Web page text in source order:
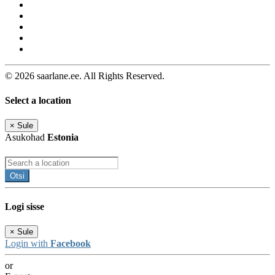
© 2026 saarlane.ee. All Rights Reserved.
Select a location
× Sule
Asukohad Estonia
Otsi
Logi sisse
× Sule
Login with Facebook
or